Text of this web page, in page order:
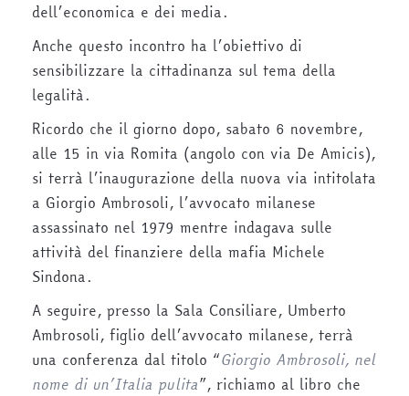
dell’economica e dei media.
Anche questo incontro ha l’obiettivo di
sensibilizzare la cittadinanza sul tema della
legalità.
Ricordo che il giorno dopo, sabato 6 novembre,
alle 15 in via Romita (angolo con via De Amicis),
si terrà l’inaugurazione della nuova via intitolata
a Giorgio Ambrosoli, l’avvocato milanese
assassinato nel 1979 mentre indagava sulle
attività del finanziere della mafia Michele
Sindona.
A seguire, presso la Sala Consiliare, Umberto
Ambrosoli, figlio dell’avvocato milanese, terrà
una conferenza dal titolo “Giorgio Ambrosoli, nel
nome di un’Italia pulita”, richiamo al libro che